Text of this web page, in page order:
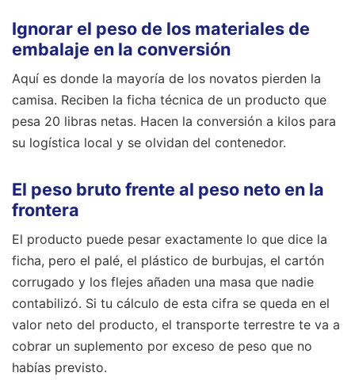
Ignorar el peso de los materiales de
embalaje en la conversión
Aquí es donde la mayoría de los novatos pierden la
camisa. Reciben la ficha técnica de un producto que
pesa 20 libras netas. Hacen la conversión a kilos para
su logística local y se olvidan del contenedor.
El peso bruto frente al peso neto en la
frontera
El producto puede pesar exactamente lo que dice la
ficha, pero el palé, el plástico de burbujas, el cartón
corrugado y los flejes añaden una masa que nadie
contabilizó. Si tu cálculo de esta cifra se queda en el
valor neto del producto, el transporte terrestre te va a
cobrar un suplemento por exceso de peso que no
habías previsto.